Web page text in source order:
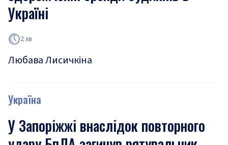
Україні
2 хв
Любава Лисичкіна
Україна
У Запоріжжі внаслідок повторного